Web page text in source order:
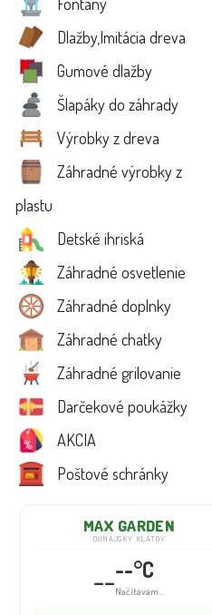
Dlažby,Imitácia dreva
Gumové dlažby
Šlapáky do záhrady
Výrobky z dreva
Záhradné výrobky z
plastu
Detské ihriská
Záhradné osvetlenie
Záhradné doplnky
Záhradné chatky
Záhradné grilovanie
Darčekové poukážky
AKCIA
Poštové schránky
MAX GARDEN
DUNAJSKÝ KLÁTOV
----°C
Načítavam...